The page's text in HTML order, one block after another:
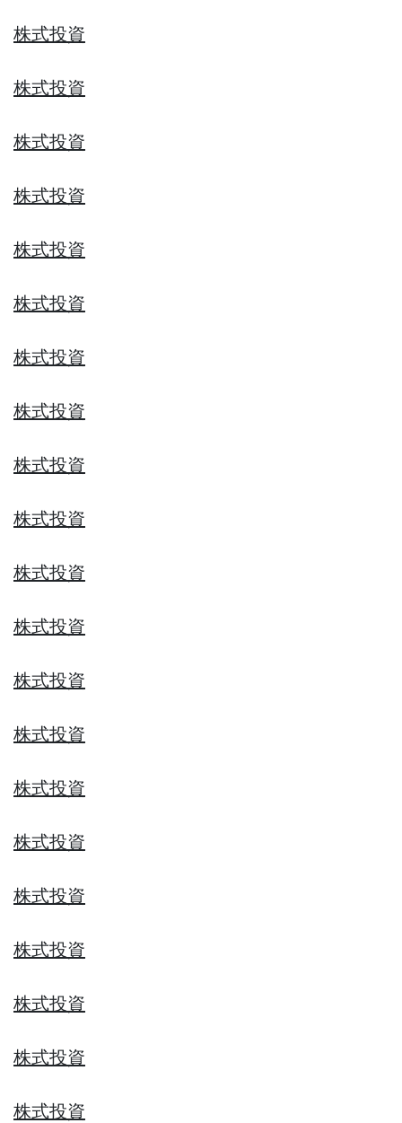
株式投資
株式投資
株式投資
株式投資
株式投資
株式投資
株式投資
株式投資
株式投資
株式投資
株式投資
株式投資
株式投資
株式投資
株式投資
株式投資
株式投資
株式投資
株式投資
株式投資
株式投資